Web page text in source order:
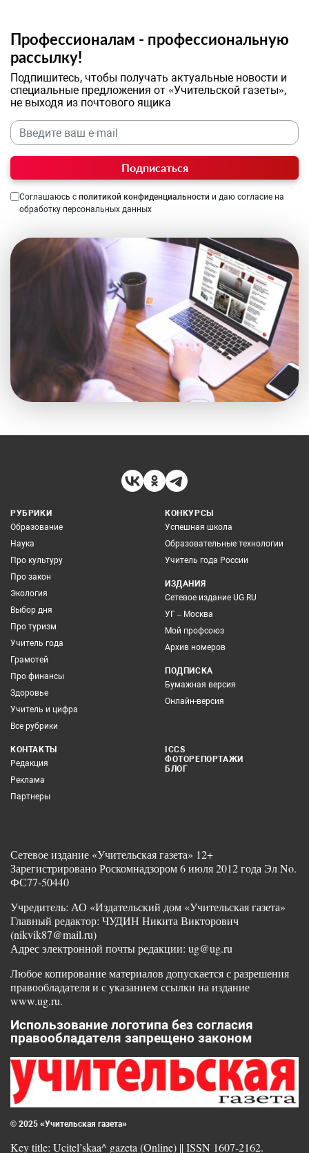
Профессионалам - профессиональную
рассылку!
Подпишитесь, чтобы получать актуальные новости и
специальные предложения от «Учительской газеты»,
не выходя из почтового ящика
Подписаться
Соглашаюсь с политикой конфиденциальности и даю согласие на
обработку персональных данных
РУБРИКИ
Образование
Наука
Про культуру
Про закон
Экология
Выбор дня
Про туризм
Учитель года
Грамотей
Про финансы
Здоровье
Учитель и цифра
Все рубрики
КОНКУРСЫ
Успешная школа
Образовательные технологии
Учитель года России
ИЗДАНИЯ
Сетевое издание UG.RU
УГ – Москва
Мой профсоюз
Архив номеров
ПОДПИСКА
Бумажная версия
Онлайн-версия
КОНТАКТЫ
Редакция
Реклама
Партнеры
ICCS
ФОТОРЕПОРТАЖИ
БЛОГ
Сетевое издание «Учительская газета» 12+
Зарегистрировано Роскомнадзором 6 июля 2012 года Эл No.
ФС77-50440
Учредитель: АО «Издательский дом «Учительская газета»
Главный редактор: ЧУДИН Никита Викторович
(nikvik87@mail.ru)
Адрес электронной почты редакции: ug@ug.ru
Любое копирование материалов допускается с разрешения
правообладателя и с указанием ссылки на издание
www.ug.ru.
Использование логотипа без согласия
правообладателя запрещено законом
© 2025 «Учительская газета»
Key title: Ucitel’skaa^ gazeta (Online) || ISSN 1607-2162.